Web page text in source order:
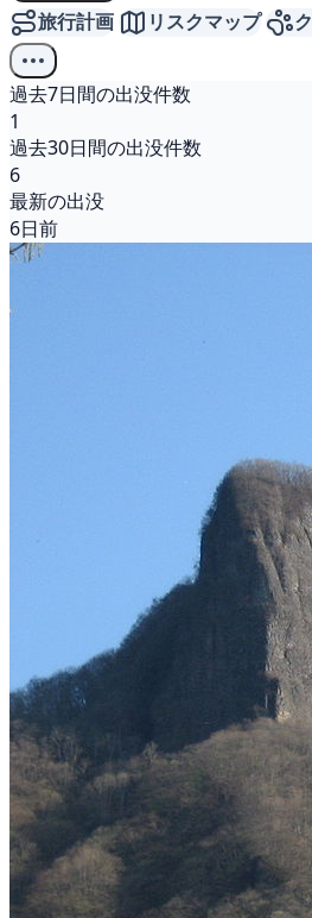
旅行計画 リスクマップ
過去7日間の出没件数
1
過去30日間の出没件数
6
最新の出没
6日前